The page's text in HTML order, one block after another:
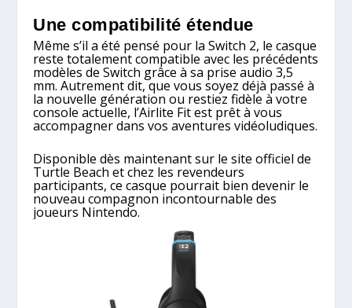
Une compatibilité étendue
Même s’il a été pensé pour la Switch 2, le casque
reste totalement compatible avec les précédents
modèles de Switch grâce à sa prise audio 3,5
mm. Autrement dit, que vous soyez déjà passé à
la nouvelle génération ou restiez fidèle à votre
console actuelle, l’Airlite Fit est prêt à vous
accompagner dans vos aventures vidéoludiques.
Disponible dès maintenant sur le site officiel de
Turtle Beach et chez les revendeurs
participants, ce casque pourrait bien devenir le
nouveau compagnon incontournable des
joueurs Nintendo.